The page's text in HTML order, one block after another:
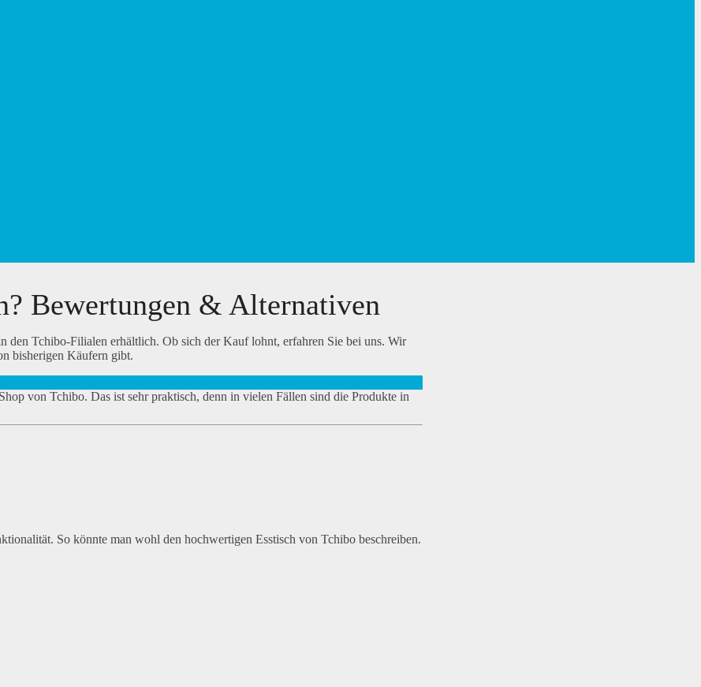
Bewertungen & Alternativen
Tchibo-Filialen erhältlich. Ob sich der Kauf lohnt, erfahren Sie bei uns. Wir
bisherigen Käufern gibt.
von Tchibo. Das ist sehr praktisch, denn in vielen Fällen sind die Produkte in
So könnte man wohl den hochwertigen Esstisch von Tchibo beschreiben.